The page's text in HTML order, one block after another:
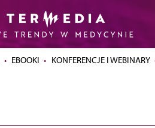
EBOOKI KONFERENCJE I WEBINARY